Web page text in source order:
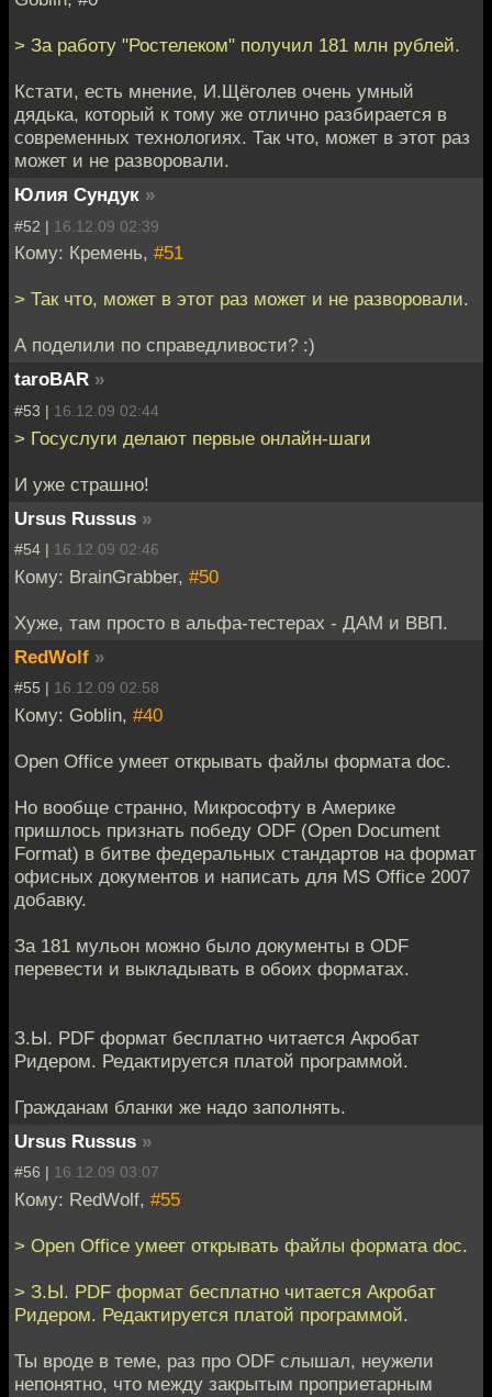
> За работу "Ростелеком" получил 181 млн рублей.
Кстати, есть мнение, И.Щёголев очень умный
дядька, который к тому же отлично разбирается в
современных технологиях. Так что, может в этот раз
может и не разворовали.
Юлия Сундук »
#52 | 16.12.09 02:39
Кому: Кремень, #51
> Так что, может в этот раз может и не разворовали.
А поделили по справедливости? :)
taroBAR »
#53 | 16.12.09 02:44
> Госуслуги делают первые онлайн-шаги
И уже страшно!
Ursus Russus »
#54 | 16.12.09 02:46
Кому: BrainGrabber, #50
Хуже, там просто в альфа-тестерах - ДАМ и ВВП.
RedWolf »
#55 | 16.12.09 02:58
Кому: Goblin, #40
Open Office умеет открывать файлы формата doc.
Но вообще странно, Микрософту в Америке
пришлось признать победу ODF (Open Document
Format) в битве федеральных стандартов на формат
офисных документов и написать для MS Office 2007
добавку.
За 181 мульон можно было документы в ODF
перевести и выкладывать в обоих форматах.
З.Ы. PDF формат бесплатно читается Акробат
Ридером. Редактируется платой программой.
Гражданам бланки же надо заполнять.
Ursus Russus »
#56 | 16.12.09 03:07
Кому: RedWolf, #55
> Open Office умеет открывать файлы формата doc.
> З.Ы. PDF формат бесплатно читается Акробат
Ридером. Редактируется платой программой.
Ты вроде в теме, раз про ODF слышал, неужели
непонятно, что между закрытым проприетарным